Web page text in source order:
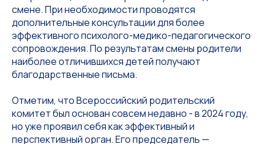
смене. При необходимости проводятся
дополнительные консультации для более
эффективного психолого-медико-педагогического
сопровождения. По результатам смены родители
наиболее отличившихся детей получают
благодарственные письма.
Отметим, что Всероссийский родительский
комитет был основан совсем недавно - в 2024 году,
но уже проявил себя как эффективный и
перспективный орган. Его председатель —